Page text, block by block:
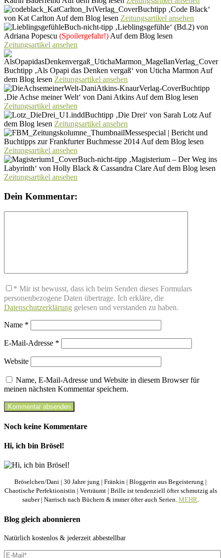
Buchtipp ‚Code Black‘
von Kat Carlton Auf dem Blog lesen Zeitungsartikel ansehen
Buch-nicht-tipp ‚Lieblingsgefühle‘ (Bd.2) von
Adriana Popescu (Spoilergefahr!) Auf dem Blog lesen
Zeitungsartikel ansehen
Buchtipp ‚Als Opapi das Denken vergaß‘ von Uticha Marmon Auf
dem Blog lesen Zeitungsartikel ansehen
Buchtipp
‚Die Achse meiner Welt‘ von Dani Atkins Auf dem Blog lesen
Zeitungsartikel ansehen
Buchtipp ‚Die Drei‘ von Sarah Lotz Auf
dem Blog lesen Zeitungsartikel ansehen
Messespecial | Bericht und
Buchtipps zur Frankfurter Buchmesse 2014 Auf dem Blog lesen
Zeitungsartikel ansehen
Buch-nicht-tipp ‚Magisterium – Der Weg ins
Labyrinth‘ von Holly Black & Cassandra Clare Auf dem Blog lesen
Zeitungsartikel ansehen
Dein Kommentar:
* Mir ist bewusst, dass ich beim Senden dieses Formulars
personenbezogene Daten übertrage. Ich erkläre, die
Datenschutzerklärung gelesen und verstanden zu haben.
Name *
E-Mail-Adresse *
Website
Name, E-Mail-Adresse und Website in diesem Browser für
meinen nächsten Kommentar speichern.
Noch keine Kommentare
Hi, ich bin Brösel!
Bröselchen/Dani | 30 Jahre jung | Fränkin | Bloggerin aus Begeisterung |
Chaotische Perfektionistin | Verträumt | Brille ist tendenziell öfter schmutzig als
sauber | Narrisch nach Büchern & immer öfter auch Serien. MEHR.
Blog gleich abonnieren
Natürlich kostenlos & jederzeit abbestellbar